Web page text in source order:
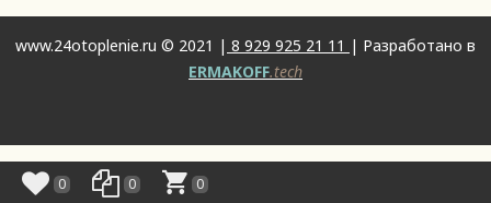
www.24otoplenie.ru © 2021 | 8 929 925 21 11 | Разработано в
ERMAKOFF.tech
0 0 0